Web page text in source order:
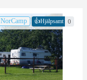
NorCamp 👍Hjälpsamt 0